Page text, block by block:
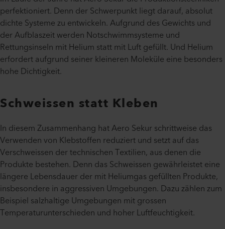
perfektioniert. Denn der Schwerpunkt liegt darauf, absolut
dichte Systeme zu entwickeln. Aufgrund des Gewichts und
der Aufblaszeit werden Notschwimmsysteme und
Rettungsinseln mit Helium statt mit Luft gefüllt. Und Helium
erfordert aufgrund seiner kleineren Moleküle eine besonders
hohe Dichtigkeit.
Schweissen statt Kleben
In diesem Zusammenhang hat Aero Sekur schrittweise das
Verwenden von Klebstoffen reduziert und setzt auf das
Verschweissen der technischen Textilien, aus denen die
Produkte bestehen. Denn das Schweissen gewährleistet eine
längere Lebensdauer der mit Heliumgas gefüllten Produkte,
insbesondere in aggressiven Umgebungen. Dazu zählen zum
Beispiel salzhaltige Umgebungen mit grossen
Temperaturunterschieden und hoher Luftfeuchtigkeit.